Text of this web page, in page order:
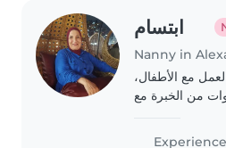
ابتسام
Nanny in
مع الأطفال،
من الخبرة مع
النفس، وأحب